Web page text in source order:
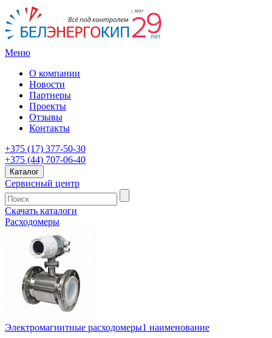
Меню
О компании
Новости
Партнеры
Проекты
Отзывы
Контакты
+375 (17) 377-50-30
+375 (44) 707-06-40
Каталог
Сервисный центр
Скачать каталоги
Расходомеры
Электромагнитные расходомеры1 наименование